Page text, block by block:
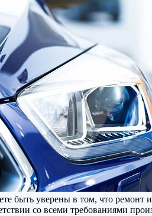
быть уверены в том, что ремонт
со всеми требованиями